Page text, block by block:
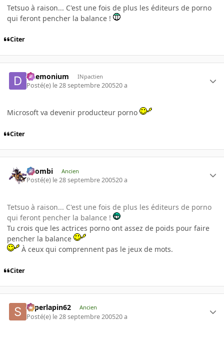
Tetsuo à raison... C'est une fois de plus les éditeurs de porno
qui feront pencher la balance !
Citer
Daemonium INpactien
Posté(e) le 28 septembre 200520 a
Microsoft va devenir producteur porno
Citer
XZombi Ancien
Posté(e) le 28 septembre 200520 a
Tetsuo à raison... C'est une fois de plus les éditeurs de porno
qui feront pencher la balance !
Tu crois que les actrices porno ont assez de poids pour faire
pencher la balance
À ceux qui comprennent pas le jeux de mots.
Citer
superlapin62 Ancien
Posté(e) le 28 septembre 200520 a